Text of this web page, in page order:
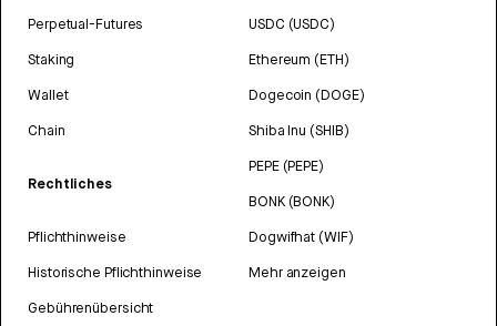
Perpetual-Futures
Staking
Wallet
Chain
Rechtliches
Pflichthinweise
Historische Pflichthinweise
Gebührenübersicht
USDC (USDC)
Ethereum (ETH)
Dogecoin (DOGE)
Shiba Inu (SHIB)
PEPE (PEPE)
BONK (BONK)
Dogwifhat (WIF)
Mehr anzeigen